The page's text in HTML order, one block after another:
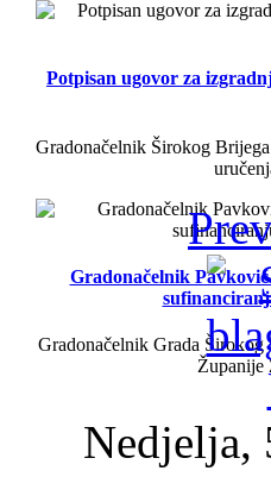
Potpisan ugovor za
Gradonačelnik Širokog
Gradonačelnik
Gradonačelnik Grada
Županije
Nedjelja,